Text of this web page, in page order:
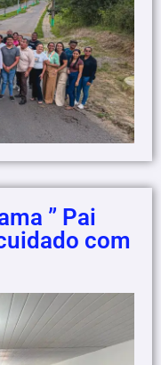
” Pai
com